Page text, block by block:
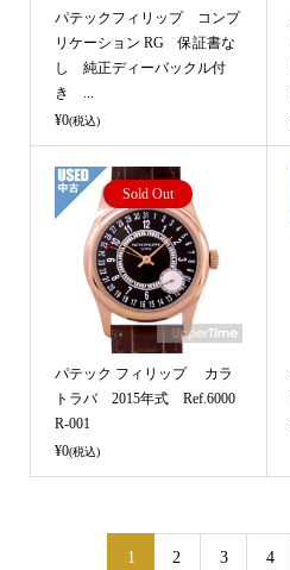
パテックフィリップ コンプ
リケーション RG 保証書な
し 純正ディーバックル付
き ...
¥0(税込)
Sold Out
パテック フィリップ カラ
トラバ 2015年式 Ref.6000
R-001
¥0(税込)
1 2 3 4